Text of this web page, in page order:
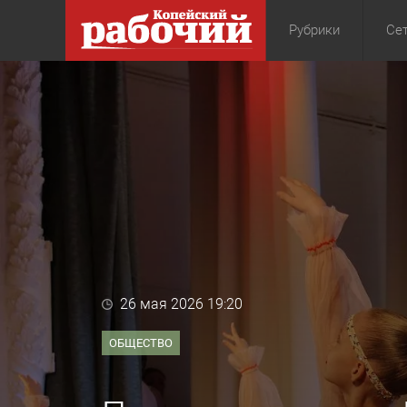
Рубрики
26 мая 2026 19:20
ОБЩЕСТВО